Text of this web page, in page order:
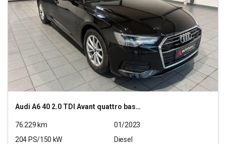
Audi A6 40 2.0 TDI Avant quattro basis (EURO 6d)
76.229 km
01/2023
204 PS/150 kW
Diesel